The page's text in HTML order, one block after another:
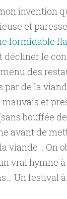
invention
et
formidable
le
des
de la
et
bouffée
avant de
viande… On
vrai hymne
Un festival